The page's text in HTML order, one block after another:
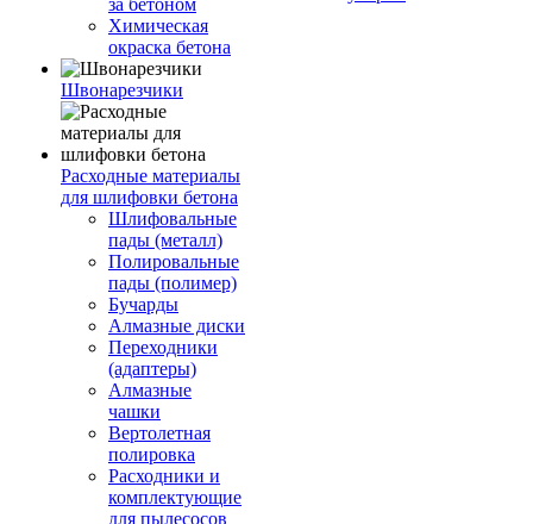
за бетоном
Химическая
окраска бетона
Швонарезчики
Расходные материалы
для шлифовки бетона
Шлифовальные
пады (металл)
Полировальные
пады (полимер)
Бучарды
Алмазные диски
Переходники
(адаптеры)
Алмазные
чашки
Вертолетная
полировка
Расходники и
комплектующие
для пылесосов